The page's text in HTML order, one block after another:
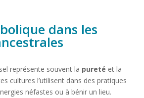
dans les
représente souvent la pureté et la
cultures l’utilisent dans des pratiques
néfastes ou à bénir un lieu.